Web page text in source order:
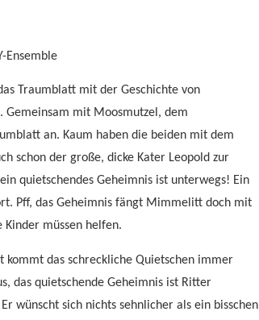
Ensemble
Traumblatt mit der Geschichte von
Gemeinsam mit Moosmutzel, dem
an. Kaum haben die beiden mit dem
schon der große, dicke Kater Leopold zur
quietschendes Geheimnis ist unterwegs! Ein
Pff, das Geheimnis fängt Mimmelitt doch mit
müssen helfen.
das schreckliche Quietschen immer
das quietschende Geheimnis ist Ritter
wünscht sich nichts sehnlicher als ein bisschen